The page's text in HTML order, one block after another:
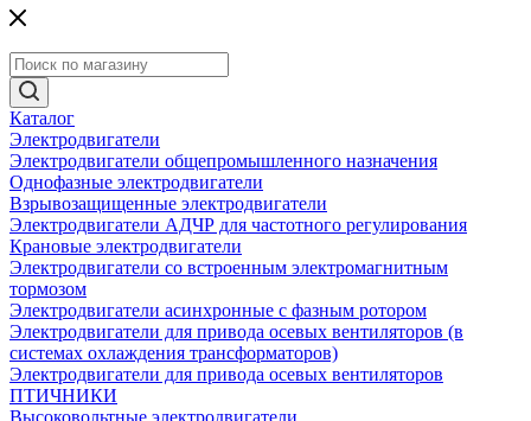
Каталог
Электродвигатели
Электродвигатели общепромышленного назначения
Однофазные электродвигатели
Взрывозащищенные электродвигатели
Электродвигатели АДЧР для частотного регулирования
Крановые электродвигатели
Электродвигатели со встроенным электромагнитным
тормозом
Электродвигатели асинхронные с фазным ротором
Электродвигатели для привода осевых вентиляторов (в
системах охлаждения трансформаторов)
Электродвигатели для привода осевых вентиляторов
ПТИЧНИКИ
Высоковольтные электродвигатели